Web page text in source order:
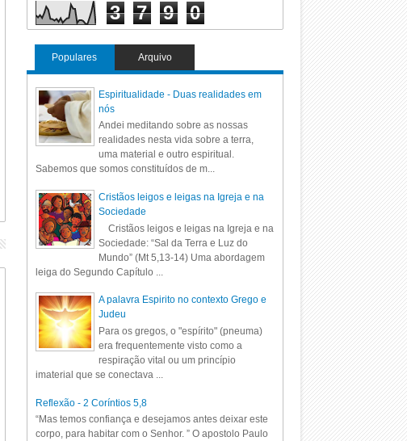
3 7 9 0
Populares Arquivo
Espiritualidade - Duas realidades em
nós
Andei meditando sobre as nossas
realidades nesta vida sobre a terra,
uma material e outro espiritual.
Sabemos que somos constituídos de m...
Cristãos leigos e leigas na Igreja e na
Sociedade
Cristãos leigos e leigas na Igreja e na
Sociedade: “Sal da Terra e Luz do
Mundo” (Mt 5,13-14) Uma abordagem
leiga do Segundo Capítulo ...
A palavra Espirito no contexto Grego e
Judeu
Para os gregos, o "espírito" (pneuma)
era frequentemente visto como a
respiração vital ou um princípio
imaterial que se conectava ...
Reflexão - 2 Coríntios 5,8
“Mas temos confiança e desejamos antes deixar este
corpo, para habitar com o Senhor. ” O apostolo Paulo